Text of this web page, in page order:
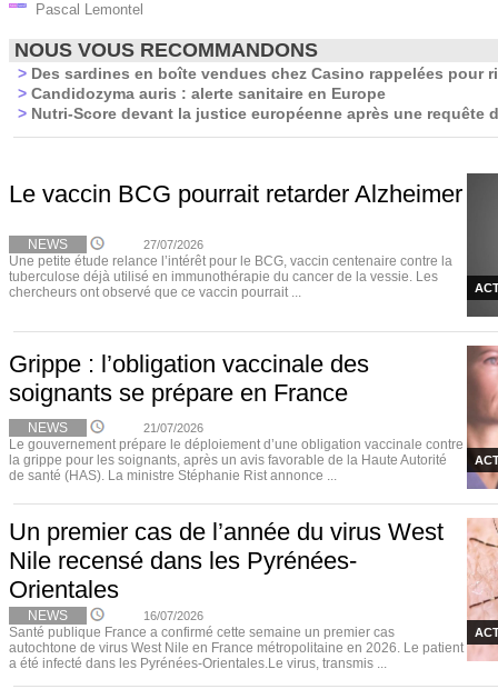
Pascal Lemontel
NOUS VOUS RECOMMANDONS
> Des sardines en boîte vendues chez Casino rappelées pour
> Candidozyma auris : alerte sanitaire en Europe
> Nutri-Score devant la justice européenne après une requête
Le vaccin BCG pourrait retarder Alzheimer
NEWS 27/07/2026
Une petite étude relance l’intérêt pour le BCG, vaccin centenaire contre la
tuberculose déjà utilisé en immunothérapie du cancer de la vessie. Les
chercheurs ont observé que ce vaccin pourrait ...
Grippe : l’obligation vaccinale des
soignants se prépare en France
NEWS 21/07/2026
Le gouvernement prépare le déploiement d’une obligation vaccinale contre
la grippe pour les soignants, après un avis favorable de la Haute Autorité
de santé (HAS). La ministre Stéphanie Rist annonce ...
Un premier cas de l’année du virus West
Nile recensé dans les Pyrénées-
Orientales
NEWS 16/07/2026
Santé publique France a confirmé cette semaine un premier cas
autochtone de virus West Nile en France métropolitaine en 2026. Le patient
a été infecté dans les Pyrénées-Orientales.Le virus, transmis ...